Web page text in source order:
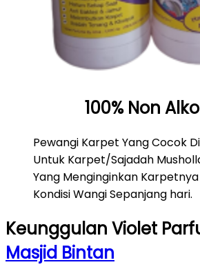
100% Non
Pewangi Karpet Yang Cocok
Untuk Karpet/Sajadah
Yang Menginginkan
Kondisi Wangi Sepanjang hari.
Keunggulan Violet
Masjid Bintan